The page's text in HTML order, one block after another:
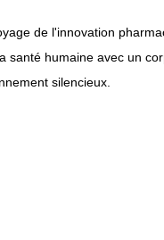
de l'innovation
santé humaine avec un
silencieux.